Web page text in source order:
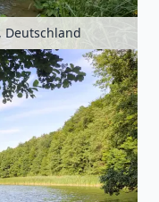
Deutschland